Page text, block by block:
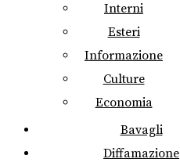
Interni
Esteri
Informazione
Culture
Economia
Bavagli
Diffamazione